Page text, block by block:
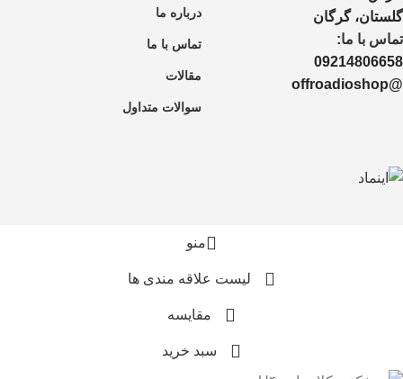
گلستان، گرگان
تماس با ما:
09214806658
@offroadioshop
درباره ما
تماس با ما
مقالات
سوالات متداول
منو
لیست علاقه مندی ها
مقايسه
سبد خرید